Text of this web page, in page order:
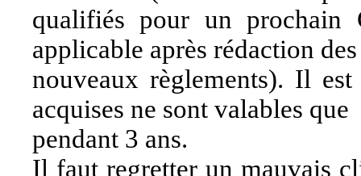
qualifiés pour un prochain
applicable après rédaction des
nouveaux règlements). Il
acquises ne sont valables que
pendant 3 ans.
Il faut regretter un mauvais